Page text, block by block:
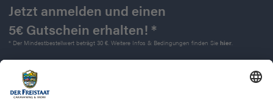
Jetzt anmelden und einen
5€ Gutschein erhalten! *
* Der Mindestbestellwert beträgt 30 €. Weitere Infos & Bedingungen finden Sie hier.